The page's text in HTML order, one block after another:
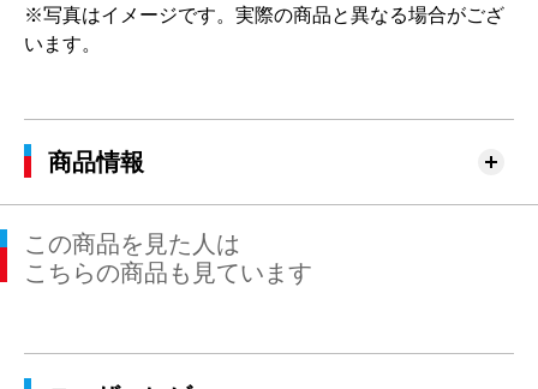
※写真はイメージです。実際の商品と異なる場合がござ
います。
商品情報
この商品を見た人は
こちらの商品も見ています